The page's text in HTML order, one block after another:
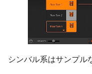
シンバル系はサンプル